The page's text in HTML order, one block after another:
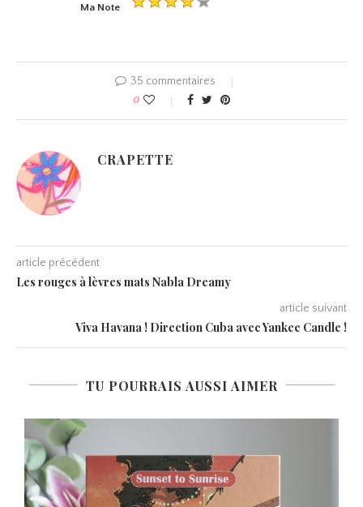
Ma Note
35 commentaires
0
CRAPETTE
article précédent
Les rouges à lèvres mats Nabla Dreamy
article suivant
Viva Havana ! Direction Cuba avec Yankee Candle !
TU POURRAIS AUSSI AIMER